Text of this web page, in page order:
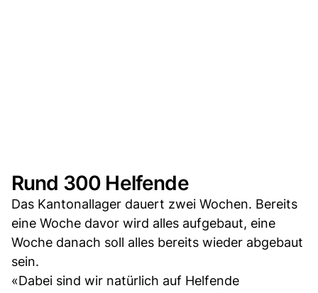
Rund 300 Helfende
Das Kantonallager dauert zwei Wochen. Bereits
eine Woche davor wird alles aufgebaut, eine
Woche danach soll alles bereits wieder abgebaut
sein.
«Dabei sind wir natürlich auf Helfende